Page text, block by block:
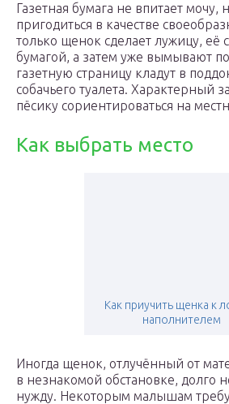
Газетная бумага не впитает мочу,
пригодиться в качестве
только щенок сделает лужицу, её
бумагой, а затем уже вымывают
газетную страницу кладут в
собачьего туалета. Характерный
пёсику сориентироваться на
Как выбрать место
Как приучить щенка к
наполнителем
Иногда щенок, отлучённый от
в незнакомой обстановке, долго
нужду. Некоторым малышам